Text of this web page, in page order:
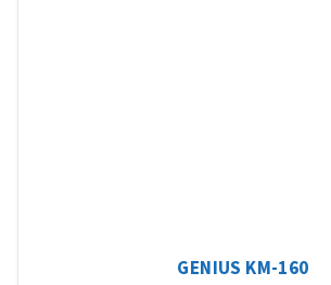
GENIUS KM-160